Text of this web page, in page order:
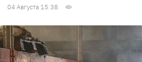
04 Августа 15:38